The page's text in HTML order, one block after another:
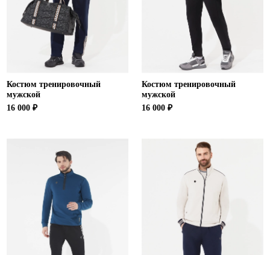
Костюм тренировочный
мужской
16 000 ₽
Костюм тренировочный
мужской
16 000 ₽